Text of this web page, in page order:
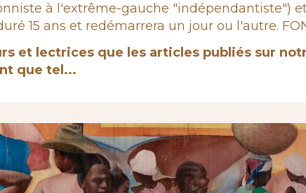
à l'extrême-gauche "indépendantiste")
15 ans et redémarrera un jour ou l'autre.
et lectrices que les articles publiés sur
que tel...